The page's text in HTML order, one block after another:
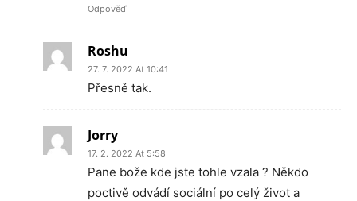
Odpověď
Roshu
27. 7. 2022 At 10:41
Přesně tak.
Jorry
17. 2. 2022 At 5:58
Pane bože kde jste tohle vzala ? Někdo
poctivě odvádí sociální po celý život a